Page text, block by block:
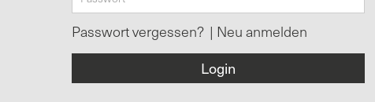
Passwort vergessen? | Neu anmelden